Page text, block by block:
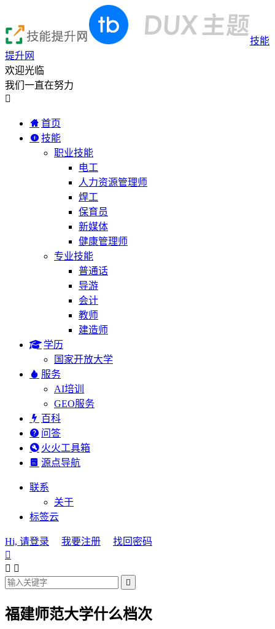
技能
提升网
欢迎光临
我们一直在努力

首页
技能
职业技能
电工
人力资源管理师
焊工
保育员
新媒体
健康管理师
专业技能
普通话
导游
会计
教师
建造师
学历
国家开放大学
服务
AI培训
GEO服务
百科
问答
火火工具箱
源点导航
联系
关于
标签云
Hi, 请登录 我要注册
找回密码

 

福建师范大学什么档次